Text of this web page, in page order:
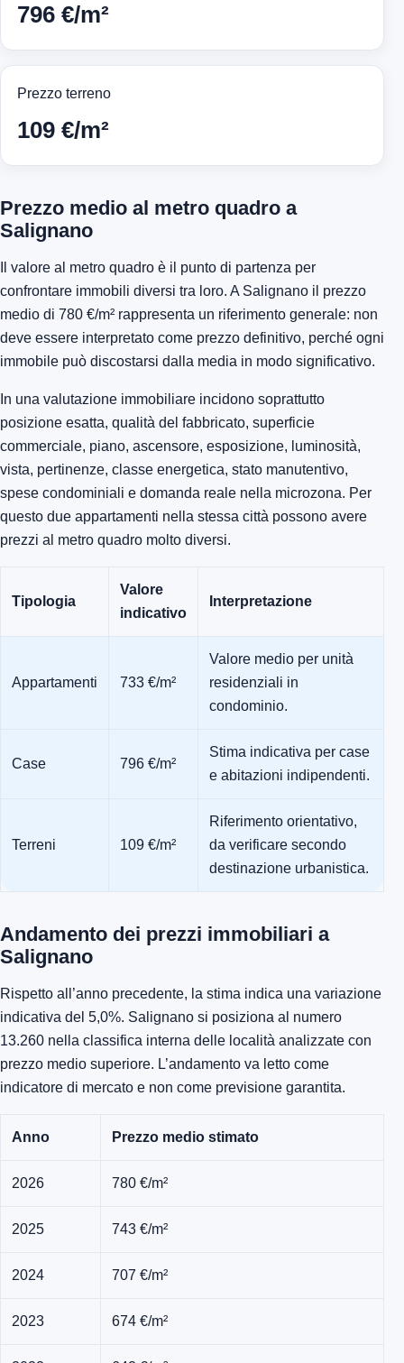
796 €/m²
Prezzo terreno
109 €/m²
Prezzo medio al metro quadro a
Salignano
Il valore al metro quadro è il punto di partenza per
confrontare immobili diversi tra loro. A Salignano il prezzo
medio di 780 €/m² rappresenta un riferimento generale: non
deve essere interpretato come prezzo definitivo, perché ogni
immobile può discostarsi dalla media in modo significativo.
In una valutazione immobiliare incidono soprattutto
posizione esatta, qualità del fabbricato, superficie
commerciale, piano, ascensore, esposizione, luminosità,
vista, pertinenze, classe energetica, stato manutentivo,
spese condominiali e domanda reale nella microzona. Per
questo due appartamenti nella stessa città possono avere
prezzi al metro quadro molto diversi.
Tipologia
Valore
indicativo
Interpretazione
Appartamenti 733 €/m²
Valore medio per unità
residenziali in
condominio.
Case 796 €/m²
Stima indicativa per case
e abitazioni indipendenti.
Terreni 109 €/m²
Riferimento orientativo,
da verificare secondo
destinazione urbanistica.
Andamento dei prezzi immobiliari a
Salignano
Rispetto all’anno precedente, la stima indica una variazione
indicativa del 5,0%. Salignano si posiziona al numero
13.260 nella classifica interna delle località analizzate con
prezzo medio superiore. L’andamento va letto come
indicatore di mercato e non come previsione garantita.
Anno Prezzo medio stimato
2026 780 €/m²
2025 743 €/m²
2024 707 €/m²
2023 674 €/m²